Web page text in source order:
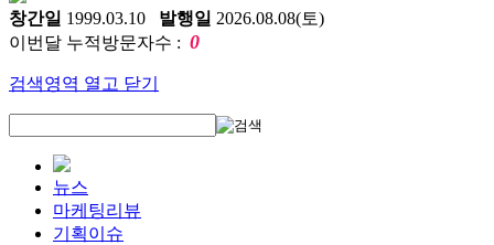
창간일 1999.03.10 발행일 2026.08.08(토)
이번달 누적방문자수 : 0
검색영역 열고 닫기
뉴스
마케팅리뷰
기획이슈